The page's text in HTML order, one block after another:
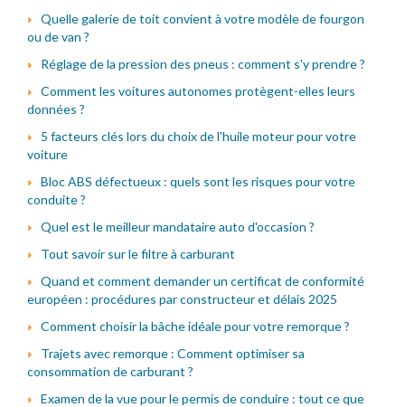
Quelle galerie de toit convient à votre modèle de fourgon
ou de van ?
Réglage de la pression des pneus : comment s'y prendre ?
Comment les voitures autonomes protègent-elles leurs
données ?
5 facteurs clés lors du choix de l'huile moteur pour votre
voiture
Bloc ABS défectueux : quels sont les risques pour votre
conduite ?
Quel est le meilleur mandataire auto d'occasion ?
Tout savoir sur le filtre à carburant
Quand et comment demander un certificat de conformité
européen : procédures par constructeur et délais 2025
Comment choisir la bâche idéale pour votre remorque ?
Trajets avec remorque : Comment optimiser sa
consommation de carburant ?
Examen de la vue pour le permis de conduire : tout ce que